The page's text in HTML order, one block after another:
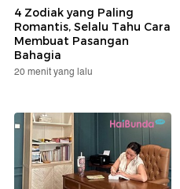
4 Zodiak yang Paling
Romantis, Selalu Tahu Cara
Membuat Pasangan
Bahagia
20 menit yang lalu